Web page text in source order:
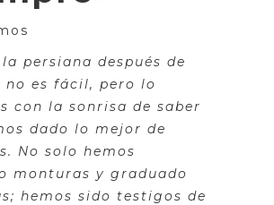
persiana después de
no es fácil, pero lo
con la sonrisa de saber
dado lo mejor de
No solo hemos
monturas y graduado
hemos sido testigos de